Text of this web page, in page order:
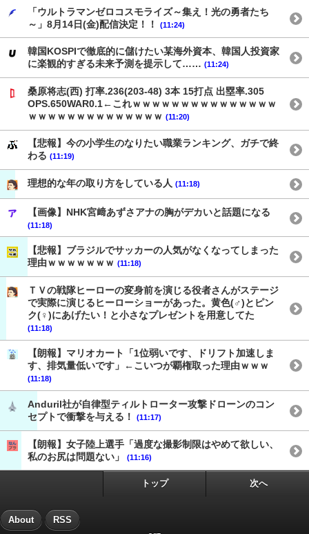
「ウルトラマンゼロコスモライズ～集え！光の勇者たち
～」8月14日(金)配信決定！！
(11:24)
韓国KOSPIで徹底的に儲けたい某海外資本、韓国人投資家
に楽観的すぎる未来予測を提示して…… (11:24)
桑原将志(西) 打率.236(203-48) 3本 15打点 出塁率.305
OPS.650WAR0.1←これｗｗｗｗｗｗｗｗｗｗｗｗｗｗｗ
ｗｗｗｗｗｗｗｗｗｗｗｗｗｗ (11:20)
【悲報】今の小学生のなりたい職業ランキング、ガチで終
わる (11:19)
理想的な年の取り方をしている人 (11:18)
【画像】NHK宮﨑あずさアナの胸がデカいと話題になる
(11:18)
【悲報】ブラジルでサッカーの人気がなくなってしまった
理由ｗｗｗｗｗｗｗ (11:18)
ＴＶの戦隊ヒーローの変身前を演じる役者さんがステージ
で実際に演じるヒーローショーがあった。黄色(♂)とピン
ク(♀)にあげたい！と小さなプレゼントを用意してた
(11:18)
【朗報】マリオカート「1位弱いです、ドリフト加速しま
す、排気量低いです」←こいつが覇権取った理由ｗｗｗ
(11:18)
Anduril社が自律型ティルトローター攻撃ドローンのコン
セプトで衝撃を与える！
(11:17)
【朗報】女子陸上選手「過度な撮影制限はやめて欲しい、
私のお尻は問題ない」
(11:16)
トップ 次へ
About RSS